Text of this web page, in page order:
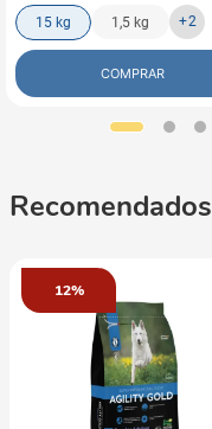
15 kg 1,5 kg +2
COMPRAR
Recomendados
12%